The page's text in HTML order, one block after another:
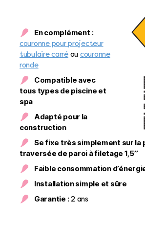
En complément :
couronne pour projecteur
tubulaire carréou couronne
ronde
Compatible avec
tous types de piscine et
spa
Adapté pour la
construction
Se fixe très simplement sur la
traversée de paroi à filetage 1,5’’
Faible consommation
Installation simple et sûre
Garantie :2 ans